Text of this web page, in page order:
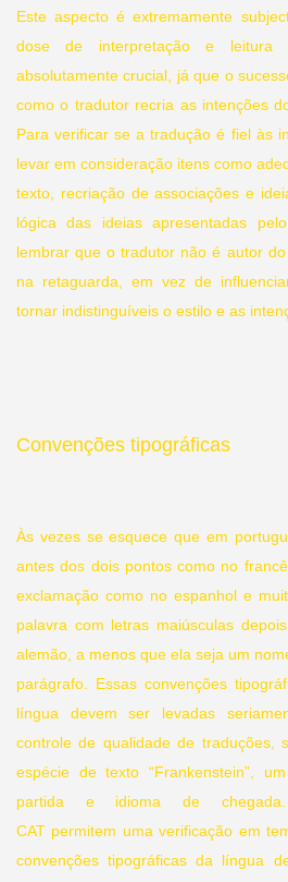
Este aspecto é extremamente
dose de interpretação e leitura
absolutamente crucial, já que o
como o tradutor recria as intenções
Para verificar se a tradução é fiel às
levar em consideração itens como
texto, recriação de associações e
lógica das ideias apresentadas
lembrar que o tradutor não é autor
na retaguarda, em vez de
tornar indistinguíveis o estilo e as
Convenções tipográficas
Às vezes se esquece que em
antes dos dois pontos como no
exclamação como no espanhol e
palavra com letras maiúsculas
alemão, a menos que ela seja um
parágrafo. Essas convenções
língua devem ser levadas
controle de qualidade de traduções,
espécie de texto “Frankenstein”,
partida e idioma de chegada.
CAT permitem uma verificação em
convenções tipográficas da língua